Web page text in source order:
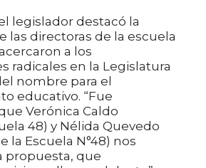
legislador destacó la
las directoras de la escuela
a los
radicales en la Legislatura
nombre para el
educativo. “Fue
Verónica Caldo
48) y Nélida Quevedo
la Escuela N°48) nos
propuesta, que